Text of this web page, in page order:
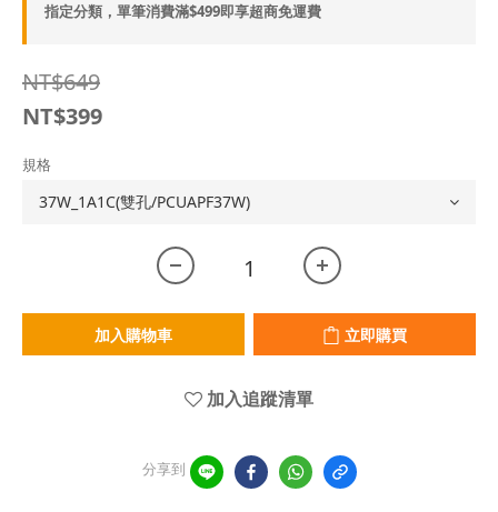
指定分類，單筆消費滿$499即享超商免運費
NT$649
NT$399
規格
加入購物車 立即購買
加入追蹤清單
分享到